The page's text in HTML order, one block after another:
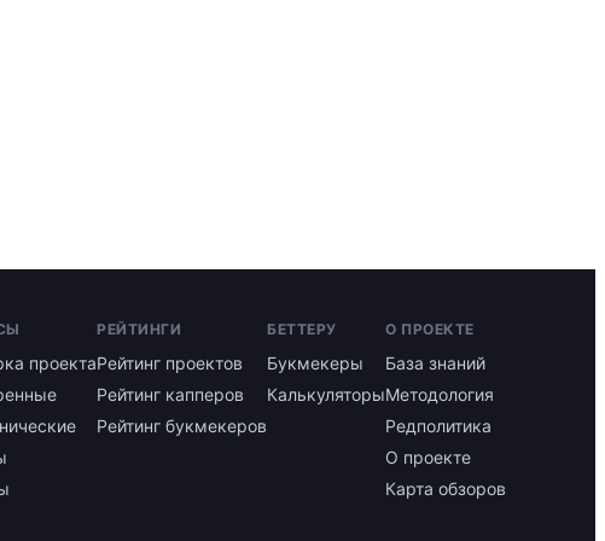
проекта
РЕЙТИНГИ
Рейтинг проектов
Рейтинг капперов
Рейтинг букмекеров
БЕТТЕРУ
Букмекеры
Калькуляторы
О ПРОЕКТЕ
База знаний
Методология
Редполитика
О проекте
Карта обзоров